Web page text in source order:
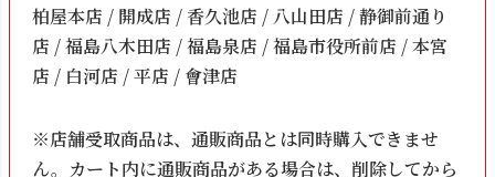
柏屋本店 / 開成店 / 香久池店 / 八山田店 / 静御前通り
店 / 福島八木田店 / 福島泉店 / 福島市役所前店 / 本宮
店 / 白河店 / 平店 / 會津店
※店舗受取商品は、通販商品とは同時購入できませ
ん。カート内に通販商品がある場合は、削除してから